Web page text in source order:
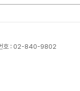
번호 : 02-840-9802